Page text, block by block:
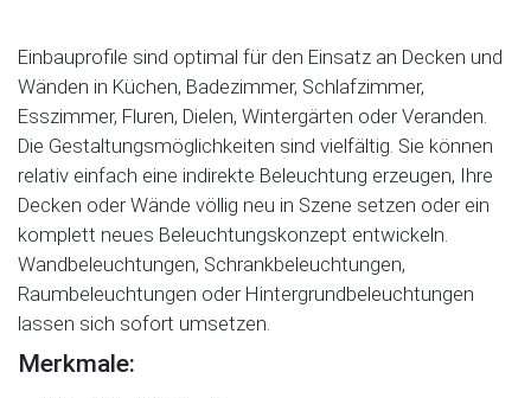
Einbauprofile sind optimal für den Einsatz an Decken und
Wänden in Küchen, Badezimmer, Schlafzimmer,
Esszimmer, Fluren, Dielen, Wintergärten oder Veranden.
Die Gestaltungsmöglichkeiten sind vielfältig. Sie können
relativ einfach eine indirekte Beleuchtung erzeugen, Ihre
Decken oder Wände völlig neu in Szene setzen oder ein
komplett neues Beleuchtungskonzept entwickeln.
Wandbeleuchtungen, Schrankbeleuchtungen,
Raumbeleuchtungen oder Hintergrundbeleuchtungen
lassen sich sofort umsetzen.
Merkmale: